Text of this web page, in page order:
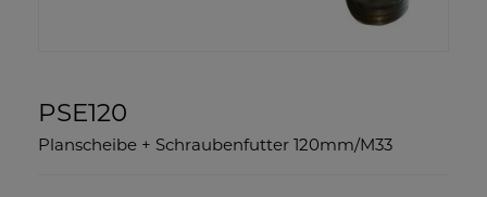
PSE120
Planscheibe + Schraubenfutter 120mm/M33